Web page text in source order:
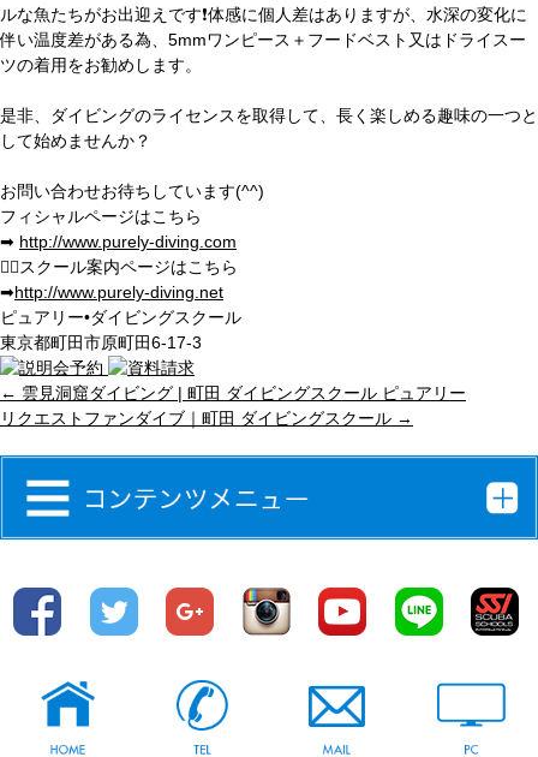
ルな魚たちがお出迎えです❗️体感に個人差はありますが、水深の変化に
伴い温度差がある為、5mmワンピース＋フードベスト又はドライスー
ツの着用をお勧めします。
是非、ダイビングのライセンスを取得して、長く楽しめる趣味の一つと
して始めませんか？
お問い合わせお待ちしています(^^)
フィシャルページはこちら
➡︎ http://www.purely-diving.com
💁‍♂️スクール案内ページはこちら
➡︎http://www.purely-diving.net
ピュアリー•ダイビングスクール
東京都町田市原町田6-17-3
← 雲見洞窟ダイビング | 町田 ダイビングスクール ピュアリー
リクエストファンダイブ｜町田 ダイビングスクール →